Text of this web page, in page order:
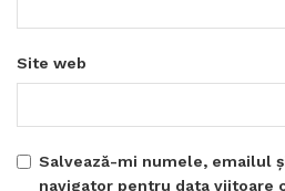
Site web
Salvează-mi numele, emailul
navigator pentru data viitoare